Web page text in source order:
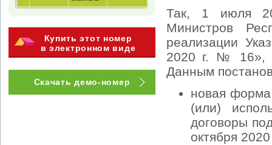
Купить этот номер
в электронном виде
Скачать демо-номер
Так, 1 июля
Министров
реализации
2020 г. № 16»,
Данным
новая форма
(или)
договоры
октября 2020